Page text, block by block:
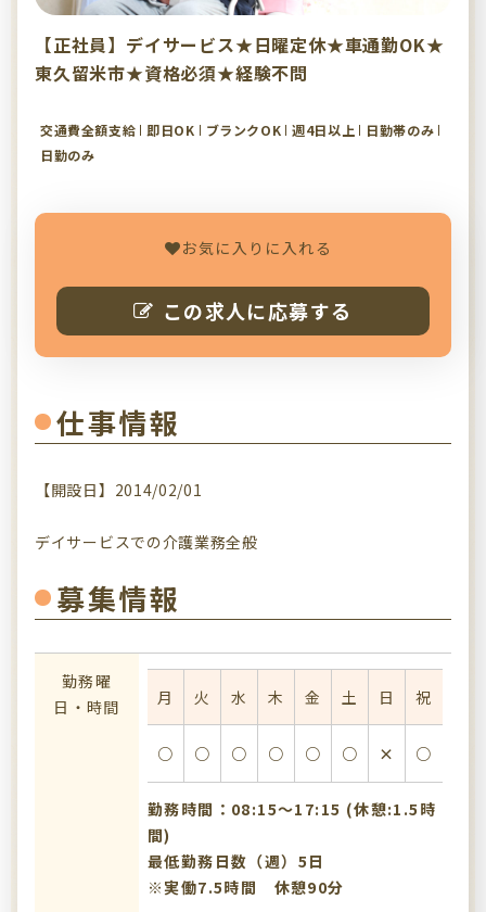
【正社員】デイサービス★日曜定休★車通勤OK★
東久留米市★資格必須★経験不問
交通費全額支給 即日OK ブランクOK 週4日以上
日勤帯のみ
日勤のみ
お気に入りに入れる
この求人に応募する
仕事情報
【開設日】2014/02/01
デイサービスでの介護業務全般
募集情報
勤務曜
日・時間
月 火 水 木 金 土 日 祝
○ ○ ○ ○ ○ ○ × ○
勤務時間：08:15〜17:15 (休憩:1.5時
間)
最低勤務日数（週）5日
※実働7.5時間 休憩90分